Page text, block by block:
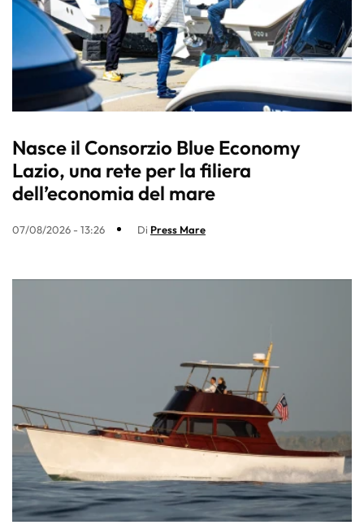
Nasce il Consorzio Blue Economy
Lazio, una rete per la filiera
dell’economia del mare
07/08/2026 - 13:26 Di Press Mare